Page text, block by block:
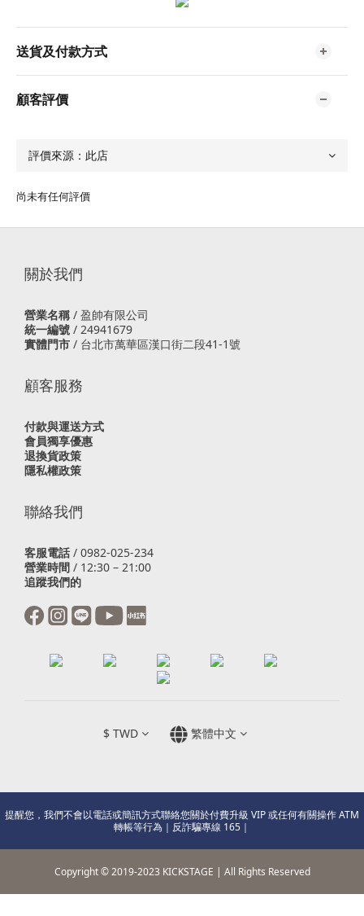
送貨及付款方式
顧客評價
尚未有任何評價
關於我們
營業名稱 / 盈帥有限公司
統一編號 / 24941679
實體門市 / 台北市萬華區漢口街二段41-1號
顧客服務
付款與運送方式
會員獨享優惠
退換貨政策
隱私權政策
聯絡我們
客服電話 / 0982-025-234
營業時間 / 12:30 – 21:00
追蹤我們的
$ TWD 繁體中文
提醒您，我們不會以電話或簡訊方式聯絡您關於付費升級 VIP 或任何有關操作 ATM
轉帳等行為｜反詐騙專線 165｜
Copyright © 2019-2023 KICKSTAGE | All Rights Reserved